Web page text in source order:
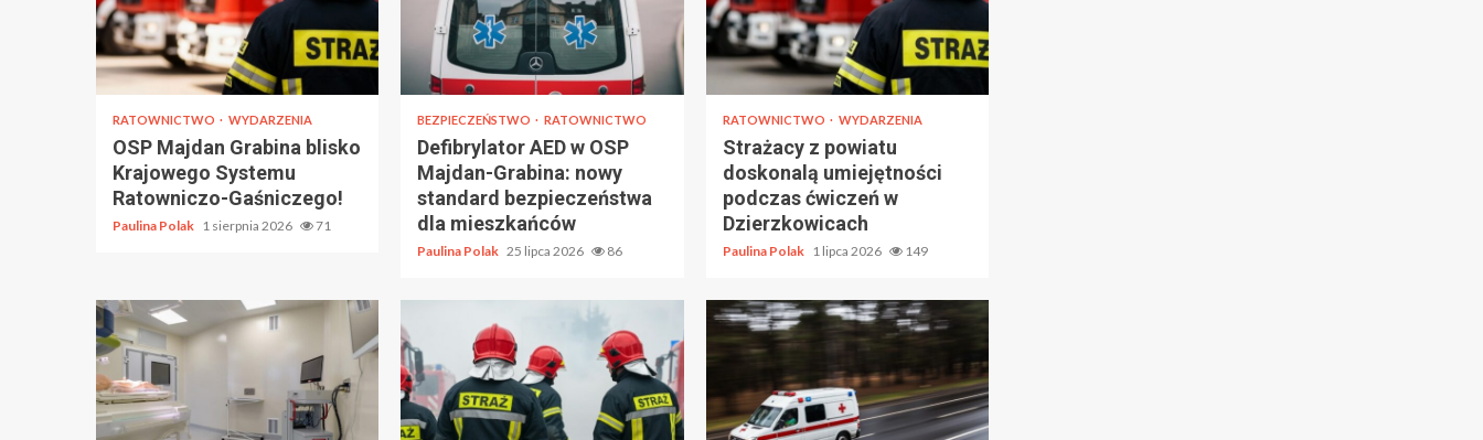
RATOWNICTWO WYDARZENIA
OSP Majdan Grabina blisko
Krajowego Systemu
Ratowniczo-Gaśniczego!
Paulina Polak 1 sierpnia 2026 71
BEZPIECZEŃSTWO RATOWNICTWO
Defibrylator AED w OSP
Majdan-Grabina: nowy
standard bezpieczeństwa
dla mieszkańców
Paulina Polak 25 lipca 2026 86
RATOWNICTWO WYDARZENIA
Strażacy z powiatu
doskonalą umiejętności
podczas ćwiczeń w
Dzierzkowicach
Paulina Polak 1 lipca 2026 149